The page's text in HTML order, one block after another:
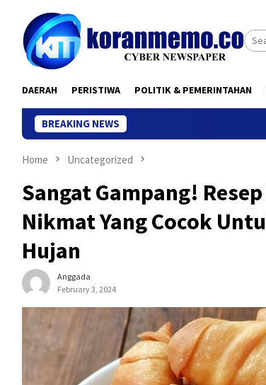
DAERAH PERISTIWA POLITIK & PEMERINTAHAN
BREAKING NEWS
Home Uncategorized
Sangat Gampang!
Nikmat Yang Cocok
Hujan
Anggada
February 3, 2024